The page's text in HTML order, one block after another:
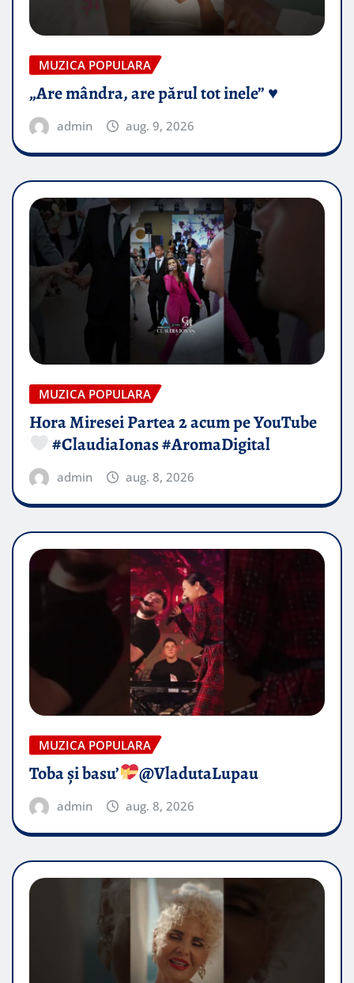
MUZICA POPULARA
„Are mândra, are părul tot inele” ♥️
admin aug. 9, 2026
MUZICA POPULARA
Hora Miresei Partea 2 acum pe YouTube
#ClaudiaIonas #AromaDigital
admin aug. 8, 2026
MUZICA POPULARA
Toba și basu’ @VladutaLupau
admin aug. 8, 2026